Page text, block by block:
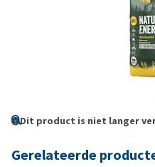
Dit product is niet langer
Gerelateerde